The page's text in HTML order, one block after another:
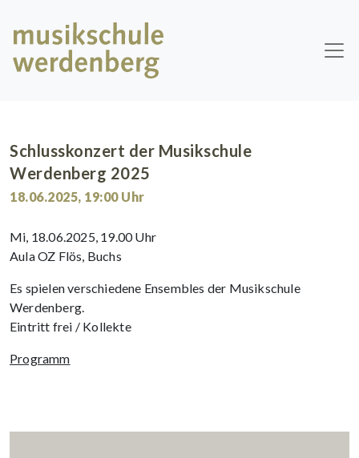
Schlusskonzert der Musikschule
Werdenberg 2025
18.06.2025, 19:00Uhr
Mi, 18.06.2025, 19.00 Uhr
Aula OZ Flös, Buchs
Es spielen verschiedene Ensembles der Musikschule
Werdenberg.
Eintritt frei / Kollekte
Programm